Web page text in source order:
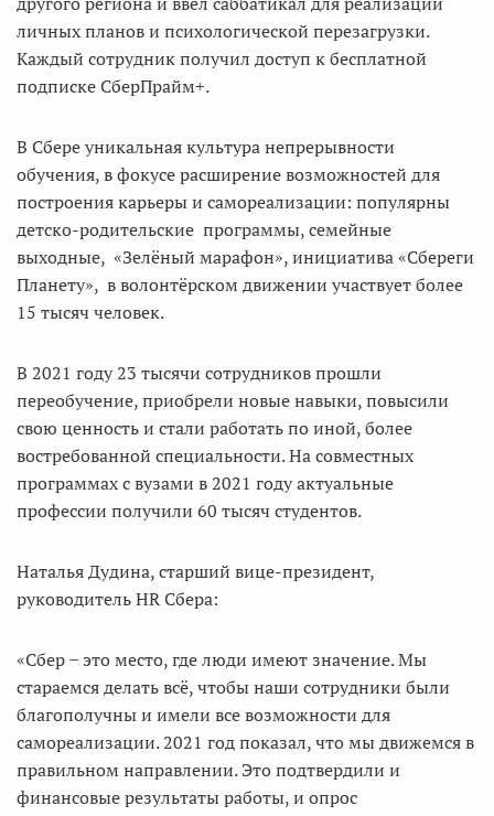
личных планов и психологической перезагрузки.
Каждый сотрудник получил доступ к бесплатной
подписке СберПрайм+.
В Сбере уникальная культура непрерывности
обучения, в фокусе расширение возможностей для
построения карьеры и самореализации: популярны
детско-родительские программы, семейные
выходные, «Зелёный марафон», инициатива «Сбереги
Планету», в волонтёрском движении участвует более
15 тысяч человек.
В 2021 году 23 тысячи сотрудников прошли
переобучение, приобрели новые навыки, повысили
свою ценность и стали работать по иной, более
востребованной специальности. На совместных
программах с вузами в 2021 году актуальные
профессии получили 60 тысяч студентов.
Наталья Дудина, старший вице-президент,
руководитель HR Сбера:
«Сбер ̶ это место, где люди имеют значение. Мы
стараемся делать всё, чтобы наши сотрудники были
благополучны и имели все возможности для
самореализации. 2021 год показал, что мы движемся в
правильном направлении. Это подтвердили и
финансовые результаты работы, и опрос